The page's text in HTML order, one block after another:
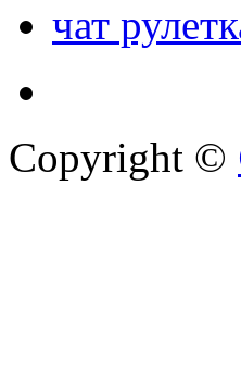
чат
Copyright ©